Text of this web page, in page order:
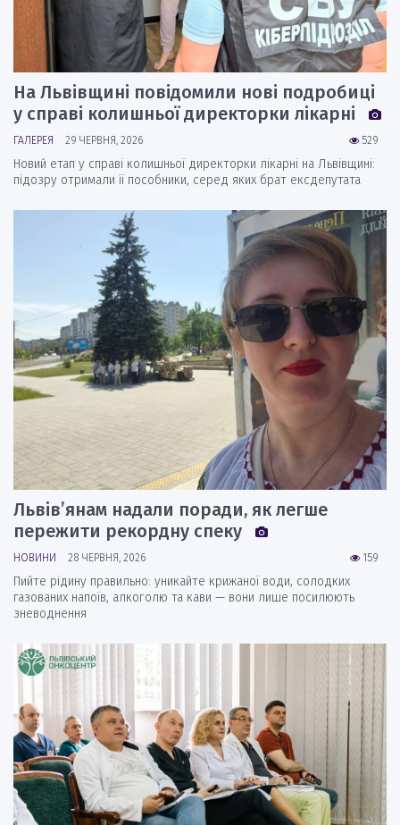
На Львівщині повідомили нові подробиці
у справі колишньої директорки лікарні
529
ГАЛЕРЕЯ 29 ЧЕРВНЯ, 2026
Новий етап у справі колишньої директорки лікарні на Львівщині:
підозру отримали її пособники, серед яких брат ексдепутата
Львів’янам надали поради, як легше
пережити рекордну спеку
159
НОВИНИ 28 ЧЕРВНЯ, 2026
Пийте рідину правильно: уникайте крижаної води, солодких
газованих напоїв, алкоголю та кави — вони лише посилюють
зневоднення